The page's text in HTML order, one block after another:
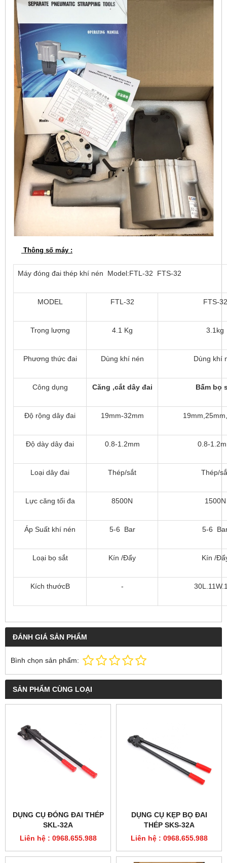
Thông số máy :
Máy đóng đai thép khí nén Model:FTL-32 FTS-32
MODEL FTL-32 FTS-32
Trọng lượng 4.1 Kg 3.1kg
Phương thức đai Dùng khí nén Dùng khí
Công dụng Căng ,cắt dây đai Bấm bọ
Độ rộng dây đai 19mm-32mm
Độ dày dây đai 0.8-1.2mm 0.8-
Loại dây đai Thép/sắt Thép/
Lực căng tối đa 8500N 1500N
Áp Suất khí nén 5-6 Bar 5-6
Loại bọ sắt Kín /Đẩy Kín /
Kích thướcB -
ĐÁNH GIÁ SẢN PHẨM
Bình chọn sản phẩm:
SẢN PHẨM CÙNG LOẠI
DỤNG CỤ ĐÓNG ĐAI THÉP
SKL-32A
Liên hệ : 0968.655.988
DỤNG CỤ KẸP BỌ ĐAI
THÉP SKS-32A
Liên hệ : 0968.655.988